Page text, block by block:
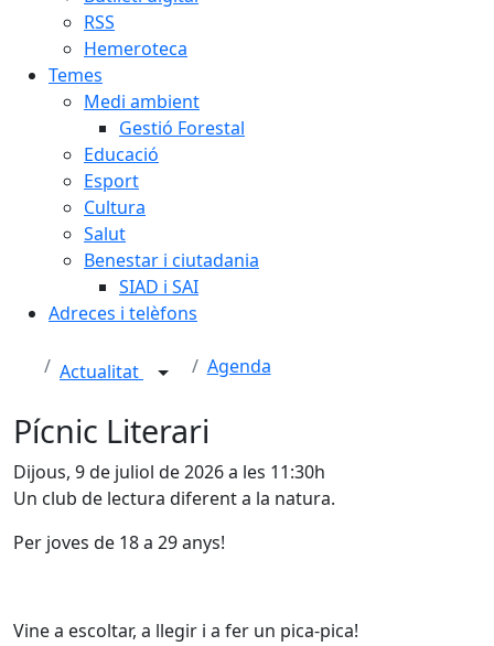
RSS
Hemeroteca
Temes
Medi ambient
Gestió Forestal
Educació
Esport
Cultura
Salut
Benestar i ciutadania
SIAD i SAI
Adreces i telèfons
Actualitat Agenda
Pícnic Literari
Dijous, 9 de juliol de 2026 a les 11:30h
Un club de lectura diferent a la natura.
Per joves de 18 a 29 anys!
Vine a escoltar, a llegir i a fer un pica-pica!